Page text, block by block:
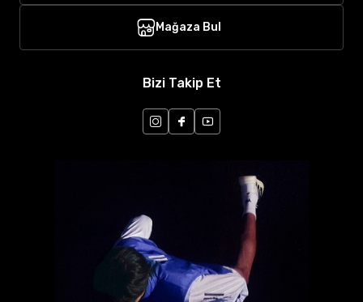
Mağaza Bul
Bizi Takip Et